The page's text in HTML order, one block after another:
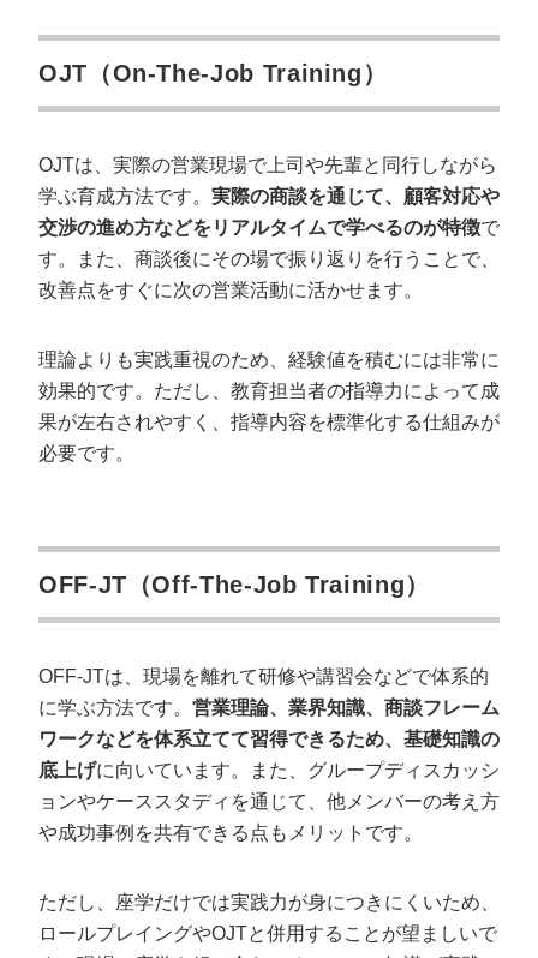
OJT（On-The-Job Training）
OJTは、実際の営業現場で上司や先輩と同行しながら
学ぶ育成方法です。 実際の商談を通じて、顧客対応や
交渉の進め方などをリアルタイムで学べるのが特徴で
す。また、商談後にその場で振り返りを行うことで、
改善点をすぐに次の営業活動に活かせます。
理論よりも実践重視のため、経験値を積むには非常に
効果的です。ただし、教育担当者の指導力によって成
果が左右されやすく、指導内容を標準化する仕組みが
必要です。
OFF-JT（Off-The-Job Training）
OFF-JTは、現場を離れて研修や講習会などで体系的
に学ぶ方法です。 営業理論、業界知識、商談フレーム
ワークなどを体系立てて習得できるため、基礎知識の
底上げに向いています。また、グループディスカッシ
ョンやケーススタディを通じて、他メンバーの考え方
や成功事例を共有できる点もメリットです。
ただし、座学だけでは実践力が身につきにくいため、
ロールプレイングやOJTと併用することが望ましいで